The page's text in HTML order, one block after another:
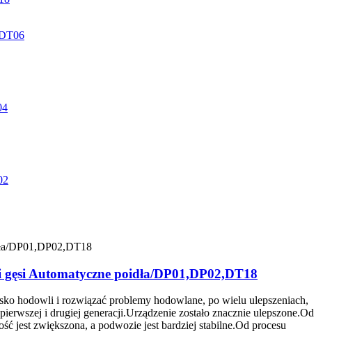
Automatyczne poidła/DP01,DP02,DT18
hodowli i rozwiązać problemy hodowlane, po wielu ulepszeniach,
i drugiej generacji.Urządzenie zostało znacznie ulepszone.Od
jest zwiększona, a podwozie jest bardziej stabilne.Od procesu